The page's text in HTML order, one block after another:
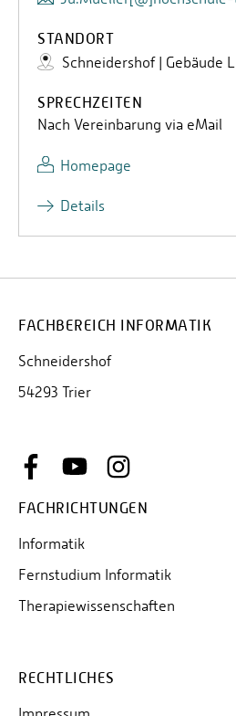
STANDORT
Schneidershof | Gebäude
SPRECHZEITEN
Nach Vereinbarung via eMail
Homepage
Details
FACHBEREICH INFORMATIK
Schneidershof
54293 Trier
FACHRICHTUNGEN
Informatik
Fernstudium Informatik
Therapiewissenschaften
RECHTLICHES